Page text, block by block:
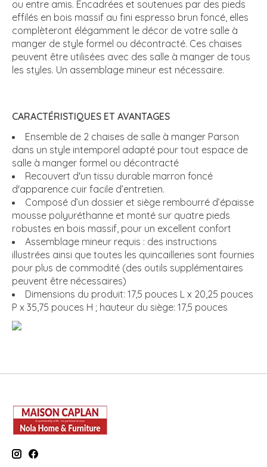
ou entre amis. Encadrées et soutenues par des pieds
effilés en bois massif au fini espresso brun foncé, elles
complèteront élégamment le décor de votre salle à
manger de style formel ou décontracté. Ces chaises
peuvent être utilisées avec des salle à manger de tous
les styles. Un assemblage mineur est nécessaire.
CARACTÉRISTIQUES ET AVANTAGES
Ensemble de 2 chaises de salle à manger Parson
dans un style intemporel adapté pour tout espace de
salle à manger formel ou décontracté
Recouvert d'un tissu durable marron foncé
d'apparence cuir facile d’entretien.
Composé d’un dossier et siège rembourré d’épaisse
mousse polyuréthanne et monté sur quatre pieds
robustes en bois massif, pour un excellent confort
Assemblage mineur requis : des instructions
illustrées ainsi que toutes les quincailleries sont fournies
pour plus de commodité (des outils supplémentaires
peuvent être nécessaires)
Dimensions du produit: 17,5 pouces L x 20,25 pouces
P x 35,75 pouces H ; hauteur du siège: 17,5 pouces